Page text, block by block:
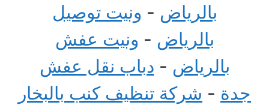
بالرياض - ونيت توصيل
بالرياض - ونيت عفش
بالرياض - دباب نقل عفش
جدة - شركة تنظيف كنب بالبخار